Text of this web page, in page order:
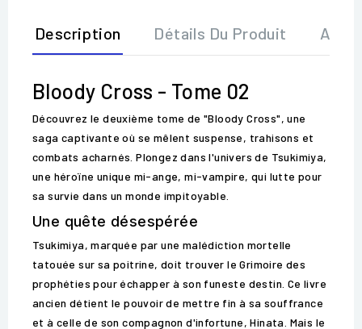
Description Détails Du Produit Avis
Bloody Cross - Tome 02
Découvrez le deuxième tome de "Bloody Cross", une
saga captivante où se mêlent suspense, trahisons et
combats acharnés. Plongez dans l'univers de Tsukimiya,
une héroïne unique mi-ange, mi-vampire, qui lutte pour
sa survie dans un monde impitoyable.
Une quête désespérée
Tsukimiya, marquée par une malédiction mortelle
tatouée sur sa poitrine, doit trouver le Grimoire des
prophéties pour échapper à son funeste destin. Ce livre
ancien détient le pouvoir de mettre fin à sa souffrance
et à celle de son compagnon d'infortune, Hinata. Mais le